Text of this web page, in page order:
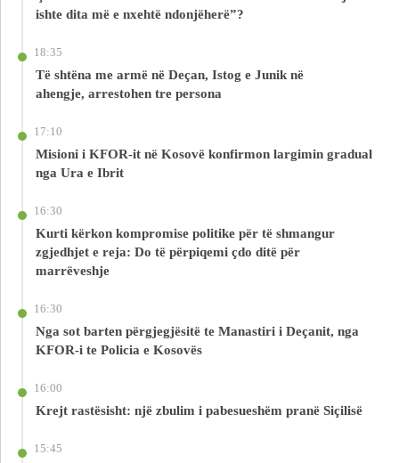
ishte dita më e nxehtë ndonjëherë”?
18:35
Të shtëna me armë në Deçan, Istog e Junik në
ahengje, arrestohen tre persona
17:10
Misioni i KFOR-it në Kosovë konfirmon largimin gradual
nga Ura e Ibrit
16:30
Kurti kërkon kompromise politike për të shmangur
zgjedhjet e reja: Do të përpiqemi çdo ditë për
marrëveshje
16:30
Nga sot barten përgjegjësitë te Manastiri i Deçanit, nga
KFOR-i te Policia e Kosovës
16:00
Krejt rastësisht: një zbulim i pabesueshëm pranë Siçilisë
15:45